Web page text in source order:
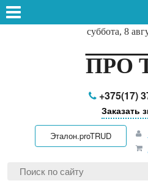
суббота, 8
ПРО
+375(17)
Заказать
Эталон.proTRUD